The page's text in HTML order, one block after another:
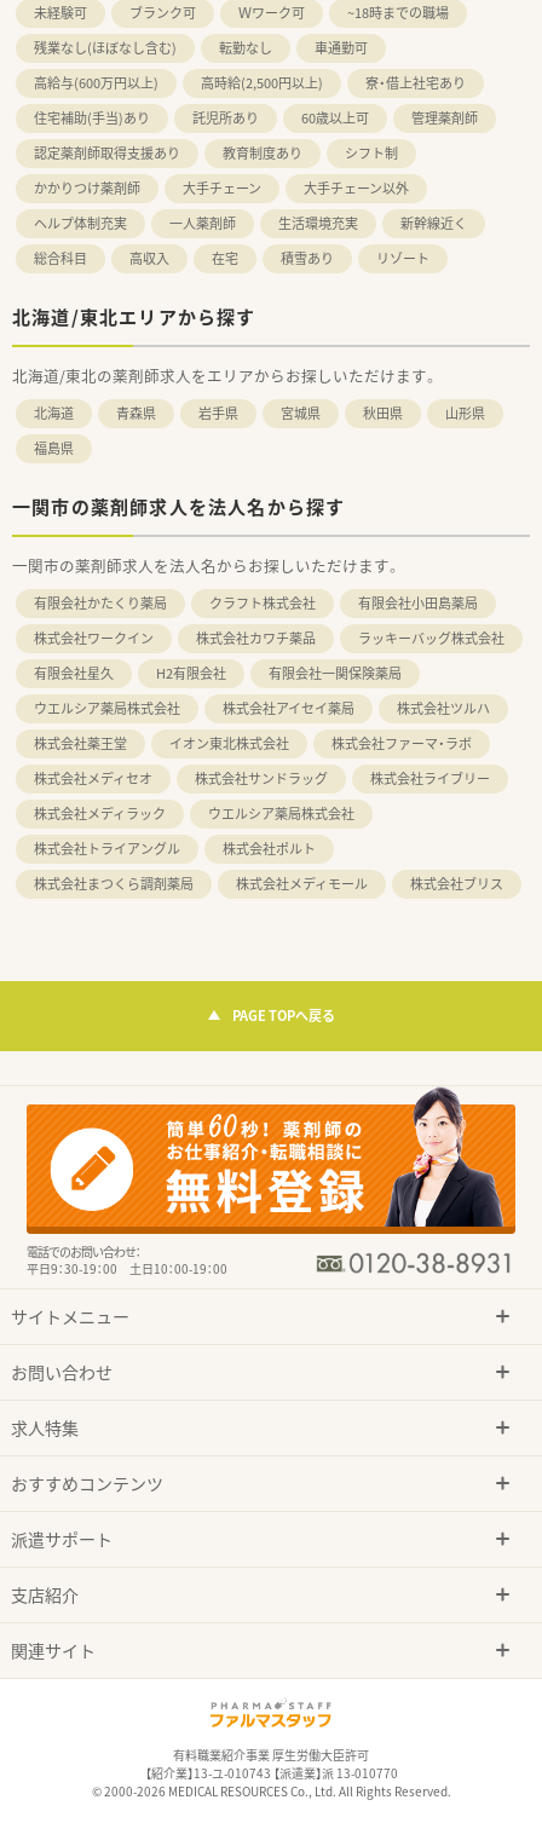
未経験可
ブランク可 Ｗワーク可
~18時までの職場
残業なし(ほぼなし含む)
転勤なし
車通勤可
高給与(600万円以上)
高時給(2,500円以上)
寮・借上社宅あり
住宅補助(手当)あり
託児所あり 60歳以上可
管理薬剤師
認定薬剤師取得支援あり
教育制度あり
シフト制
かかりつけ薬剤師
大手チェーン
大手チェーン以外
ヘルプ体制充実
一人薬剤師 生活環境充実
新幹線近く
総合科目
高収入 在宅 積雪あり リゾート
北海道/東北エリアから探す
北海道/東北の薬剤師求人をエリアからお探しいただけます。
北海道 青森県 岩手県 宮城県 秋田県
山形県
福島県
一関市の薬剤師求人を法人名から探す
一関市の薬剤師求人を法人名からお探しいただけます。
有限会社かたくり薬局 クラフト株式会社
有限会社小田島薬局
株式会社ワークイン
株式会社カワチ薬品
ラッキーバッグ株式会社
有限会社星久
H2有限会社
有限会社一関保険薬局
ウエルシア薬局株式会社
株式会社アイセイ薬局
株式会社ツルハ
株式会社薬王堂
イオン東北株式会社
株式会社ファーマ・ラボ
株式会社メディセオ
株式会社サンドラッグ
株式会社ライブリー
株式会社メディラック
ウエルシア薬局株式会社
株式会社トライアングル
株式会社ポルト
株式会社まつくら調剤薬局
株式会社メディモール 株式会社ブリス
PAGE TOPへ戻る
電話でのお問い合わせ：
平日9：30-19：00 土日10：00-19：00
サイトメニュー
お問い合わせ
求人特集
おすすめコンテンツ
派遣サポート
支店紹介
関連サイト
有料職業紹介事業 厚生労働大臣許可
【紹介業】13-ユ-010743 【派遣業】派 13-010770
© 2000-2026 MEDICAL RESOURCES Co., Ltd. All Rights Reserved.